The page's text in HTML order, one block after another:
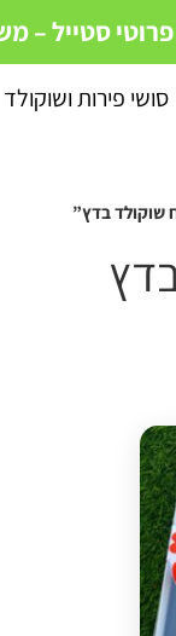
פרוטי סטייל –
סושי פירות ושוקולד
שוקולד בדץ”